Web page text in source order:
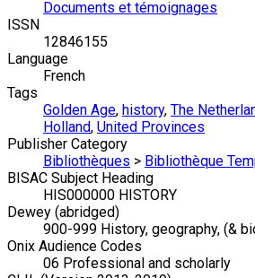
Documents et témoignages
ISSN
12846155
Language
French
Tags
Golden Age, history, The
Holland, United Provinces
Publisher Category
Bibliothèques > Bibliothèque
BISAC Subject Heading
HIS000000 HISTORY
Dewey (abridged)
900-999 History, geography, (&
Onix Audience Codes
06 Professional and scholarly